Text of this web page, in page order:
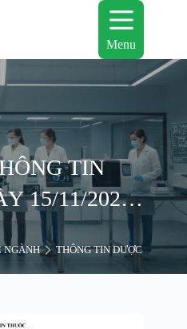
Menu
TIN
15/11/2024
01/2025
NGÀNH THÔNG TIN DƯỢC CẬP